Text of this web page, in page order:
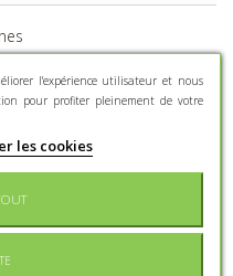
en chocolat
de chocolat noir en
l'expérience utilisateur et nous
pour profiter pleinement de votre
les cookies